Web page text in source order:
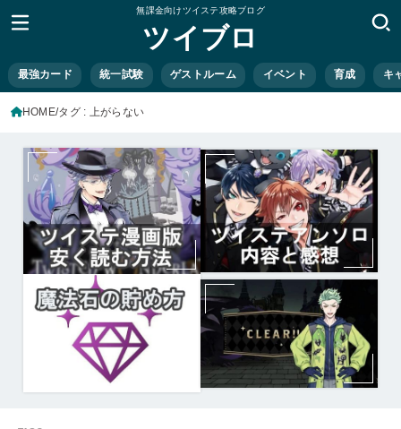
無課金向けツイステ攻略ブログ
ツイブロ
最強カード 統一試験 ゲストルーム イベント 育成 キ
HOME タグ : 上がらない